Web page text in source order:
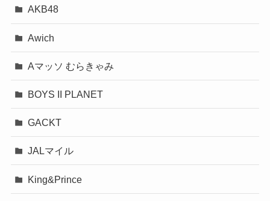
AKB48
Awich
Aマッソ むらきゃみ
BOYS II PLANET
GACKT
JALマイル
King&Prince